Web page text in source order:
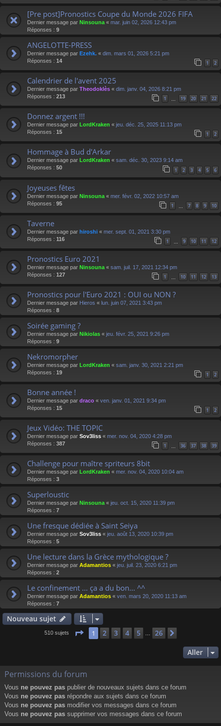
[Pre post]Pronostics Coupe du Monde 2026 FIFA
Dernier message par Ninsouna « mar. juin 02, 2026 12:43 pm
Réponses : 9
ANGELOTTE-PRESS
Dernier message par Ezehk. « dim. mars 01, 2026 5:21 pm
Réponses : 14 1 2
Calendrier de l'avent 2025
Dernier message par Theodoklès « dim. janv. 04, 2026 8:21 pm
Réponses : 213 1 … 19 20 21 22
Donnez argent !!!
Dernier message par LordKraken « jeu. déc. 25, 2025 11:13 pm
Réponses : 15 1 2
Hommage à Bud d'Arkar
Dernier message par LordKraken « sam. déc. 30, 2023 9:14 am
Réponses : 50 1 2 3 4 5 6
Joyeuses fêtes
Dernier message par Ninsouna « mer. févr. 02, 2022 10:57 am
Réponses : 95 1 7 8 9 10
Taverne
Dernier message par hiroshi « mer. sept. 01, 2021 3:30 pm
Réponses : 116 1 9 10 11 12
Pronostics Euro 2021
Dernier message par Ninsouna « sam. juil. 17, 2021 12:34 pm
Réponses : 127 1 10 11 12 13
Pronostics pour l'Euro 2021 : OUI ou NON ?
Dernier message par Hieros « lun. juin 07, 2021 3:43 pm
Réponses : 8
Soirée gaming ?
Dernier message par Nikiolas « jeu. févr. 25, 2021 9:26 pm
Réponses : 9
Nekromorpher
Dernier message par LordKraken « sam. janv. 30, 2021 2:21 pm
Réponses : 19 1 2
Bonne année !
Dernier message par draco « ven. janv. 01, 2021 9:34 pm
Réponses : 15 1 2
Jeux Vidéo: THE TOPIC
Dernier message par Sov3liss « mer. nov. 04, 2020 4:28 pm
Réponses : 387 1 … 36 37 38 39
Challenge pour maître spriteurs 8bit
Dernier message par LordKraken « mer. nov. 04, 2020 10:04 am
Réponses : 3
Superloustic
Dernier message par Ninsouna « jeu. oct. 15, 2020 11:39 pm
Réponses : 7
Une fresque dédiée à Saint Seiya
Dernier message par Sov3liss « jeu. août 13, 2020 10:39 pm
Réponses : 5
Une lecture dans la Grèce mythologique ?
Dernier message par Adamantios « jeu. juil. 23, 2020 6:21 pm
Réponses : 2
Le confinement ... ça a du bon... ^^
Dernier message par Adamantios « ven. mars 20, 2020 11:13 am
Réponses : 7
Nouveau sujet
510 sujets Page 1sur 26
1 2 3 4 5 26
Aller
Permissions du forum
Vous ne pouvez pas publier de nouveaux sujets dans ce forum
Vous ne pouvez pas répondre aux sujets dans ce forum
Vous ne pouvez pas modifier vos messages dans ce forum
Vous ne pouvez pas supprimer vos messages dans ce forum